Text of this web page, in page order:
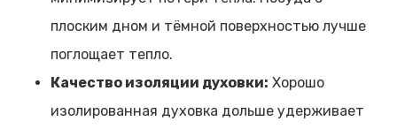
плоским дном и тёмной поверхностью лучше
поглощает тепло.
Качество изоляции духовки: Хорошо
изолированная духовка дольше удерживает